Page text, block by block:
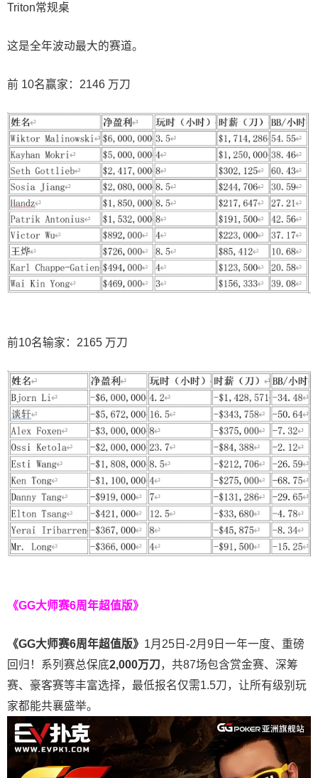
Triton常规桌
这是全年波动最大的赛道。
前 10名赢家：2146 万刀
前10名输家：2165 万刀
《GG大师赛6周年超值版》
《GG大师赛6周年超值版》 1月25日-2月9日一年一度、重磅
回归！系列赛总保底2,000万刀，共87场包含赏金赛、深筹
赛、豪客赛等丰富选择，最低报名仅需1.5刀，让所有级别玩
家都能共襄盛举。